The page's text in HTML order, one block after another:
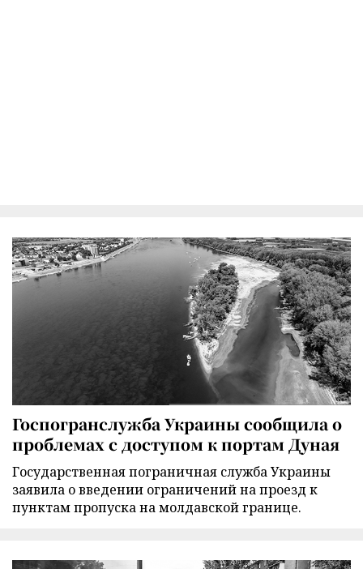
Госпогранслужба Украины сообщила о
проблемах с доступом к портам Дуная
Государственная пограничная служба Украины
заявила о введении ограничений на проезд к
пунктам пропуска на молдавской границе.